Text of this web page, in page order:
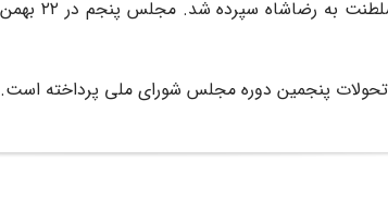
پنجمین دوره مجلس شورای ملی پرداخته است.